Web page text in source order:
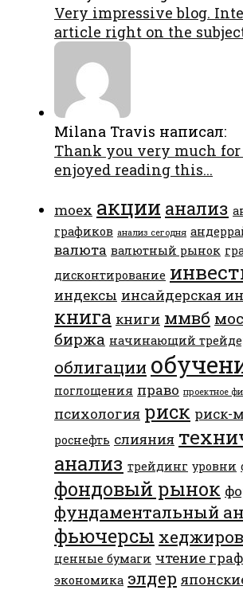
Very impressive blog.
article right on the
Milana Travis написал:
Thank you very much for
enjoyed reading this...
moex акции анализ
графиков анализ сегодня
валюта валютный рынок
дисконтирование
индексы инсайдерская
книга книги ммвб
биржа начинающий
облигации
поглощения право проектное
психология риск риск-
роснефть слияния
анализ трейдинг уровни
фондовый рынок
фундаментальный
фьючерсы
ценные бумаги чтение
экономика элдер